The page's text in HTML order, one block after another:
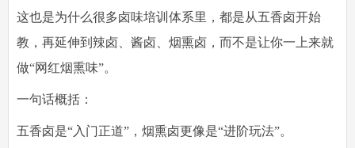
这也是为什么很多卤味培训体系里，都是从五香卤开始
教，再延伸到辣卤、酱卤、烟熏卤，而不是让你一上来就
做“网红烟熏味”。
一句话概括：
五香卤是“入门正道”，烟熏卤更像是“进阶玩法”。